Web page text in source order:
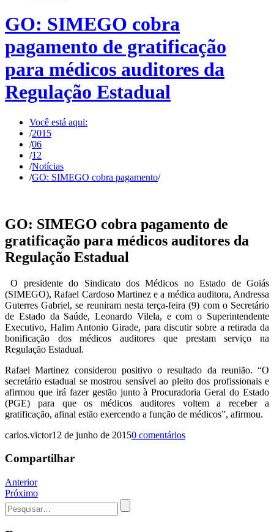
GO: SIMEGO cobra
pagamento de gratificação
para médicos auditores da
Regulação Estadual
Você está aqui:
/2015
/06
/12
/Notícias
/GO: SIMEGO cobra pagamento/
GO: SIMEGO cobra pagamento de
gratificação para médicos auditores da
Regulação Estadual
O presidente do Sindicato dos Médicos no Estado de Goiás
(SIMEGO), Rafael Cardoso Martinez e a médica auditora, Andressa
Guterres Gabriel, se reuniram nesta terça-feira (9) com o Secretário
de Estado da Saúde, Leonardo Vilela, e com o Superintendente
Executivo, Halim Antonio Girade, para discutir sobre a retirada da
bonificação dos médicos auditores que prestam serviço na
Regulação Estadual.
Rafael Martinez considerou positivo o resultado da reunião. “O
secretário estadual se mostrou sensível ao pleito dos profissionais e
afirmou que irá fazer gestão junto à Procuradoria Geral do Estado
(PGE) para que os médicos auditores voltem a receber a
gratificação, afinal estão exercendo a função de médicos”, afirmou.
carlos.victor12 de junho de 20150 comentários
Compartilhar
Navegação
de
Post
Anterior
Próximo
Procurar
por: